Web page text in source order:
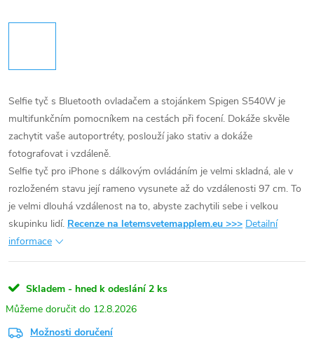
Selfie tyč s Bluetooth ovladačem a stojánkem Spigen S540W je
multifunkčním pomocníkem na cestách při focení. Dokáže skvěle
zachytit vaše autoportréty, poslouží jako stativ a dokáže
fotografovat i vzdáleně.
Selfie tyč pro iPhone s dálkovým ovládáním je velmi skladná, ale v
rozloženém stavu její rameno vysunete až do vzdálenosti 97 cm. To
je velmi dlouhá vzdálenost na to, abyste zachytili sebe i velkou
skupinku lidí. Recenze na letemsvetemapplem.eu >>> Detailní
informace
Skladem - hned k odeslání 2 ks
12.8.2026
Možnosti doručení